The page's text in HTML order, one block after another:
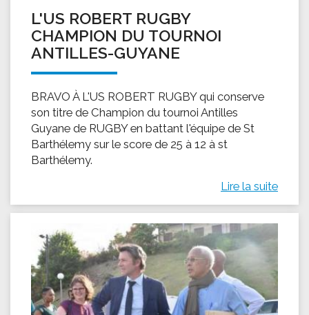
L'US ROBERT RUGBY
CHAMPION DU TOURNOI
ANTILLES-GUYANE
BRAVO À L'US ROBERT RUGBY qui conserve
son titre de Champion du tournoi Antilles
Guyane de RUGBY en battant l'équipe de St
Barthélemy sur le score de 25 à 12 à st
Barthélemy.
Lire la suite